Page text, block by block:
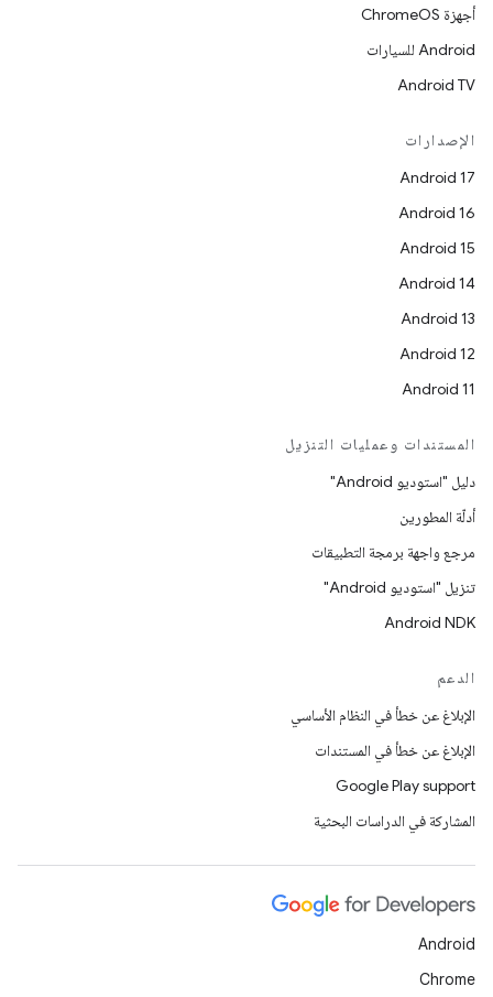
أجهزة ChromeOS
Android للسيارات
Android TV
الإصدارات
Android 17
Android 16
Android 15
Android 14
Android 13
Android 12
Android 11
المستندات وعمليات التنزيل
دليل "استوديو Android"
أدلّة المطورين
مرجع واجهة برمجة التطبيقات
تنزيل "استوديو Android"
Android NDK
الدعم
الإبلاغ عن خطأ في النظام الأساسي
الإبلاغ عن خطأ في المستندات
Google Play support
المشاركة في الدراسات البحثية
Android
Chrome